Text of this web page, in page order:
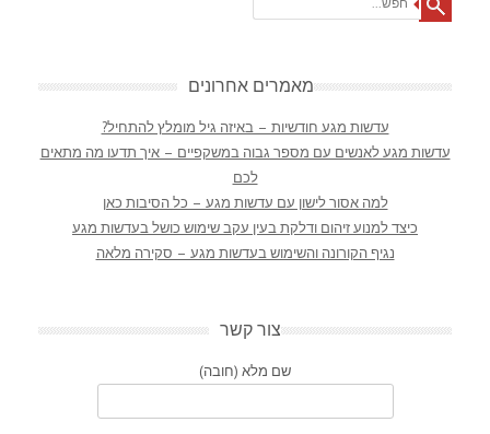
מאמרים אחרונים
עדשות מגע חודשיות – באיזה גיל מומלץ להתחיל?
עדשות מגע לאנשים עם מספר גבוה במשקפיים – איך תדעו מה מתאים
לכם
למה אסור לישון עם עדשות מגע – כל הסיבות כאן
כיצד למנוע זיהום ודלקת בעין עקב שימוש כושל בעדשות מגע
נגיף הקורונה והשימוש בעדשות מגע – סקירה מלאה
צור קשר
שם מלא (חובה)